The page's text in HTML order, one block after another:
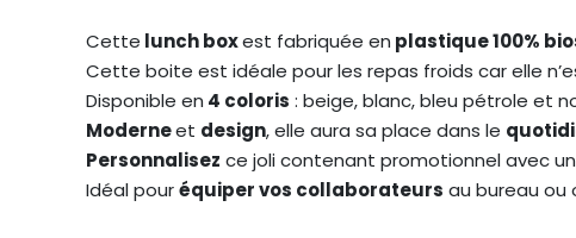
Cette lunch boxest fabriquée en plastique 100%
Cette boite est idéale pour les repas froids car elle
Disponible en 4 coloris : beige, blanc, bleu pétrole et
Moderneet design, elle aura sa place dans le
Personnalisez ce joli contenant promotionnel avec
Idéal pouréquiper vos collaborateurs au bureau ou